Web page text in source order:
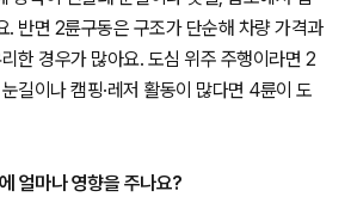
. 반면 2륜구동은 구조가 단순해 차량 가격과
한 경우가 많아요. 도심 위주 주행이라면 2
길이나 캠핑·레저 활동이 많다면 4륜이 도
얼마나 영향을 주나요?